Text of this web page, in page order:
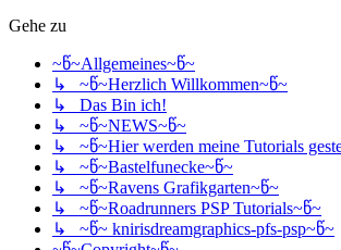
Gehe zu
~წ~Allgemeines~წ~
↳ ~წ~Herzlich Willkommen~წ~
↳ Das Bin ich!
↳ ~წ~NEWS~წ~
↳ ~წ~Hier werden meine Tutorials
↳ ~წ~Bastelfunecke~წ~
↳ ~წ~Ravens Grafikgarten~წ~
↳ ~წ~Roadrunners PSP Tutorials~წ~
↳ ~წ~ knirisdreamgraphics-pfs-psp~წ~